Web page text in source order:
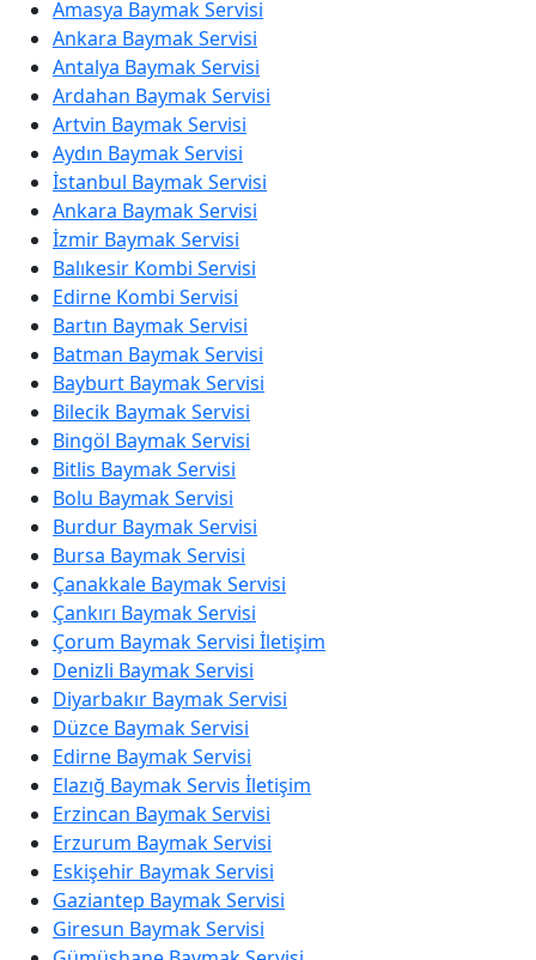
Amasya Baymak Servisi
Ankara Baymak Servisi
Antalya Baymak Servisi
Ardahan Baymak Servisi
Artvin Baymak Servisi
Aydın Baymak Servisi
İstanbul Baymak Servisi
Ankara Baymak Servisi
İzmir Baymak Servisi
Balıkesir Kombi Servisi
Edirne Kombi Servisi
Bartın Baymak Servisi
Batman Baymak Servisi
Bayburt Baymak Servisi
Bilecik Baymak Servisi
Bingöl Baymak Servisi
Bitlis Baymak Servisi
Bolu Baymak Servisi
Burdur Baymak Servisi
Bursa Baymak Servisi
Çanakkale Baymak Servisi
Çankırı Baymak Servisi
Çorum Baymak Servisi İletişim
Denizli Baymak Servisi
Diyarbakır Baymak Servisi
Düzce Baymak Servisi
Edirne Baymak Servisi
Elazığ Baymak Servis İletişim
Erzincan Baymak Servisi
Erzurum Baymak Servisi
Eskişehir Baymak Servisi
Gaziantep Baymak Servisi
Giresun Baymak Servisi